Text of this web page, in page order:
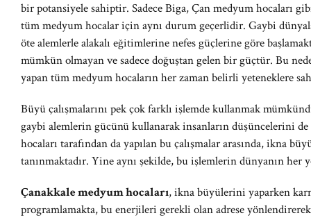
bir potansiyele sahiptir. Sadece Biga, Çan medyum hocaları
tüm medyum hocalar için aynı durum geçerlidir. Gaybi
öte alemlerle alakalı eğitimlerine nefes güçlerine göre
mümkün olmayan ve sadece doğuştan gelen bir güçtür. Bu
yapan tüm medyum hocaların her zaman belirli yeteneklere
Büyü çalışmalarını pek çok farklı işlemde kullanmak
gaybi alemlerin gücünü kullanarak insanların düşüncelerini
hocaları tarafından da yapılan bu çalışmalar arasında, ikna
tanınmaktadır. Yine aynı şekilde, bu işlemlerin dünyanın
Çanakkale medyum hocaları, ikna büyülerini yaparken
programlamakta, bu enerjileri gerekli olan adrese